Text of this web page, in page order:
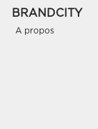
BRANDCITY
A propos